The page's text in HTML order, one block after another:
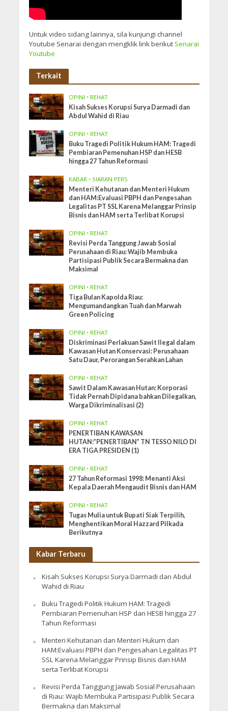
Untuk video sidang lainnya, sila kunjungi channel
Youtube Senarai dengan mengklik link berikutSenarai
Youtube
Terkait
OPINI • REHAT
Kisah Sukses Korupsi Surya Darmadi dan
Abdul Wahid di Riau
OPINI • REHAT
Buku Tragedi Politik Hukum HAM: Tragedi
Pembiaran Pemenuhan HSP dan HESB
hingga 27 Tahun Reformasi
KABAR • SIARAN PERS
Menteri Kehutanan dan Menteri Hukum
dan HAM:Evaluasi PBPH dan Pengesahan
Legalitas PT SSL Karena Melanggar Prinsip
Bisnis dan HAM serta Terlibat Korupsi
OPINI • REHAT
Revisi Perda Tanggung Jawab Sosial
Perusahaan di Riau: Wajib Membuka
Partisipasi Publik Secara Bermakna dan
Maksimal
OPINI • REHAT
Tiga Bulan Kapolda Riau:
Mengumandangkan Tuah dan Marwah
Green Policing
OPINI • REHAT
Diskriminasi Perlakuan Sawit Ilegal dalam
Kawasan Hutan Konservasi: Perusahaan
Satu Daur, Perorangan Serahkan Lahan
OPINI • REHAT
Sawit Dalam Kawasan Hutan: Korporasi
Tidak Pernah Dipidana bahkan Dilegalkan,
Warga Dikriminalisasi (2)
OPINI • REHAT
PENERTIBAN KAWASAN
HUTAN:”PENERTIBAN” TN TESSO NILO DI
ERA TIGA PRESIDEN (1)
OPINI • REHAT
27 Tahun Reformasi 1998: Menanti Aksi
Kepala Daerah Mengaudit Bisnis dan HAM
OPINI • REHAT
Tugas Mulia untuk Bupati Siak Terpilih,
Menghentikan Moral Hazzard Pilkada
Berikutnya
Kabar Terbaru
Kisah Sukses Korupsi Surya Darmadi dan Abdul
Wahid di Riau
Buku Tragedi Politik Hukum HAM: Tragedi
Pembiaran Pemenuhan HSP dan HESB hingga 27
Tahun Reformasi
Menteri Kehutanan dan Menteri Hukum dan
HAM:Evaluasi PBPH dan Pengesahan Legalitas PT
SSL Karena Melanggar Prinsip Bisnis dan HAM
serta Terlibat Korupsi
Revisi Perda Tanggung Jawab Sosial Perusahaan
di Riau: Wajib Membuka Partisipasi Publik Secara
Bermakna dan Maksimal